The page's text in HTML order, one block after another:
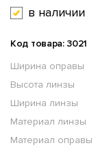
в наличии
Код товара: 3021
Ширина оправы
Высота линзы
Ширина линзы
Материал линзы
Материал оправы